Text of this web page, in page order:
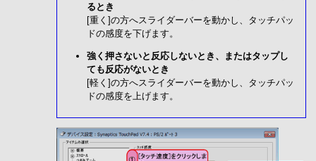
るとき
[重く]の方へスライダーバーを動かし、タッチパッ
ドの感度を下げます。
強く押さないと反応しないとき、またはタップし
ても反応がないとき
[軽く]の方へスライダーバーを動かし、タッチパッ
ドの感度を上げます。